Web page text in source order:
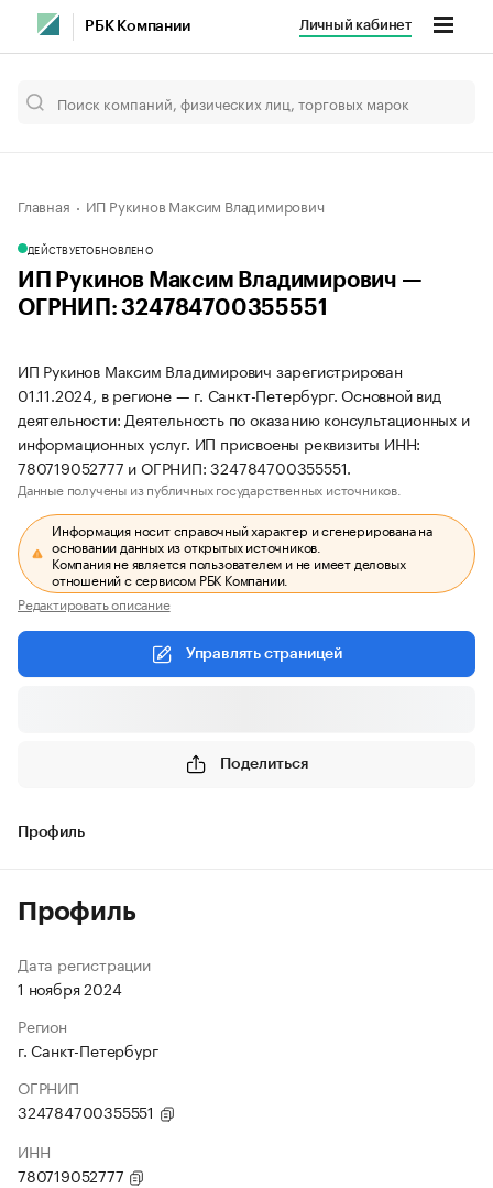
РБК Компании Личный кабинет
Главная ИП Рукинов Максим Владимирович
ДЕЙСТВУЕТОБНОВЛЕНО
ИП Рукинов Максим Владимирович —
ОГРНИП: 324784700355551
ИП Рукинов Максим Владимирович зарегистрирован
01.11.2024, в регионе — г. Санкт-Петербург. Основной вид
деятельности: Деятельность по оказанию консультационных и
информационных услуг. ИП присвоены реквизиты ИНН:
780719052777 и ОГРНИП: 324784700355551.
Данные получены из публичных государственных источников.
Информация носит справочный характер и сгенерирована на
основании данных из открытых источников.
Компания не является пользователем и не имеет деловых
отношений с сервисом РБК Компании.
Редактировать описание
Управлять страницей
Поделиться
Профиль
Профиль
Дата регистрации
1 ноября 2024
Регион
г. Санкт-Петербург
ОГРНИП
324784700355551
ИНН
780719052777